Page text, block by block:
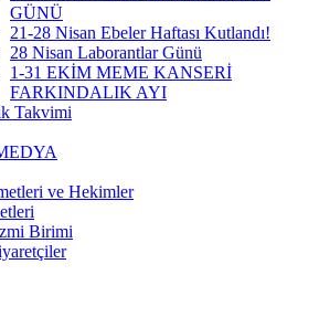
GÜNÜ
21-28 Nisan Ebeler Haftası Kutlandı!
28 Nisan Laborantlar Günü
1-31 EKİM MEME KANSERİ
FARKINDALIK AYI
Takvimi
ve Hekimler
Birimi